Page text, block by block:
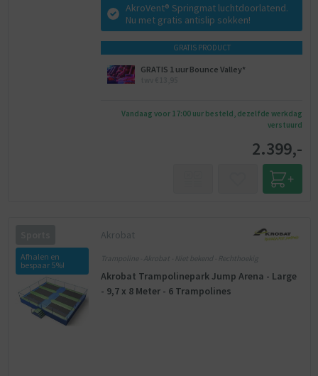
AkroVent® Springmat luchtdoorlatend.
Nu met gratis antislip sokken!
GRATIS PRODUCT
GRATIS 1 uur Bounce Valley*
Vandaag voor 17:00 uur besteld, dezelfde werkdag
verstuurd
2.399,-
Afhalen en
bespaar 5%!
Akrobat
Trampoline - Akrobat - Niet bekend - Rechthoekig
Akrobat Trampolinepark Jump Arena - Large
- 9,7 x 8 Meter - 6 Trampolines